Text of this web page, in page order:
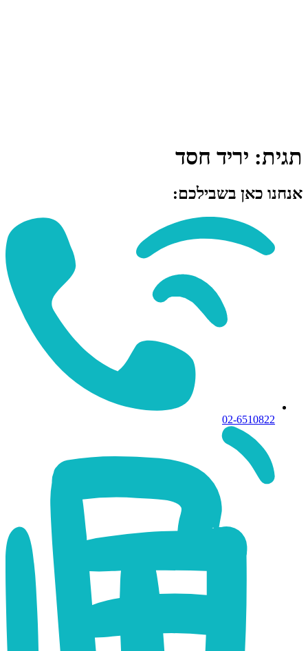
תגית: יריד חסד
אנחנו כאן בשבילכם:
02-6510822